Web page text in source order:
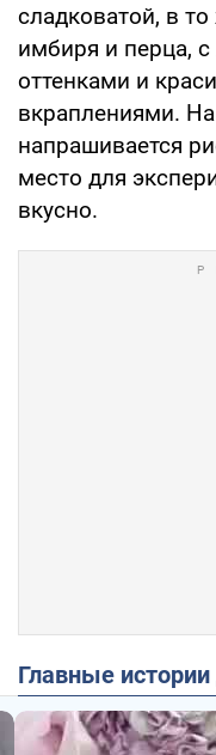
сладковатой, в
имбиря и перца,
оттенками и
вкраплениями.
напрашивается
место для
вкусно.
Главные